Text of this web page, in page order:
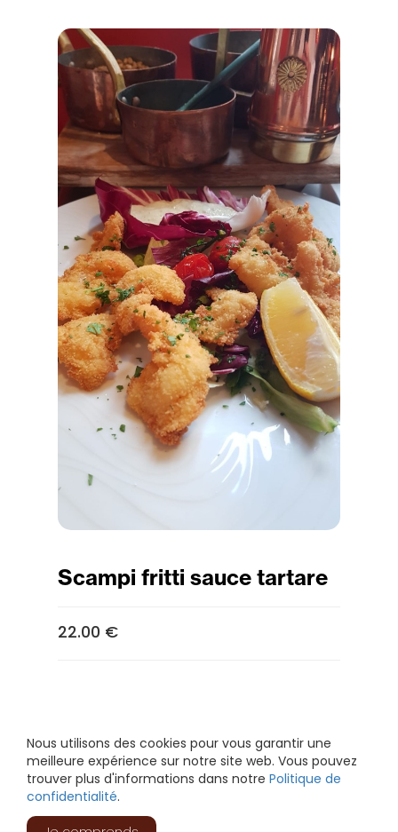
Scampi fritti sauce tartare
22.00 €
Nous utilisons des cookies pour vous garantir une
meilleure expérience sur notre site web. Vous pouvez
trouver plus d'informations dans notre Politique de
confidentialité.